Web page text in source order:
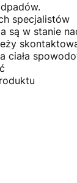
specjalistów
są w stanie
pytania?